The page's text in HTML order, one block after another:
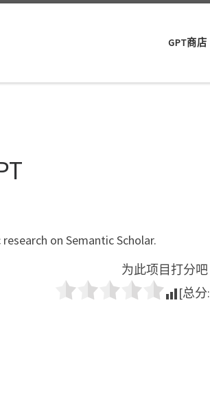
GPT商店
on Semantic Scholar.
为此项目打分吧
[总分: